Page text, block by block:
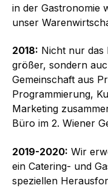
in der Gastronomie
unser
2018: Nicht nur das
größer, sondern
Gemeinschaft aus
Programmierung,
Marketing
Büro im 2. Wiener
2019-2020: Wir
ein Catering- und
speziellen